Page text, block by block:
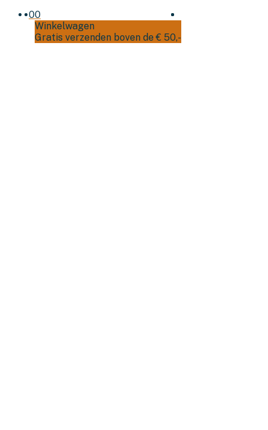
00
Winkelwagen
Gratis verzenden boven de € 50,-